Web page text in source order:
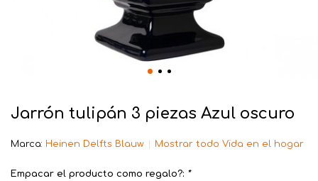
Jarrón tulipán 3 piezas Azul oscuro
Marca: Heinen Delfts Blauw Mostrar todo Vida en el hogar
Empacar el producto como regalo?: *